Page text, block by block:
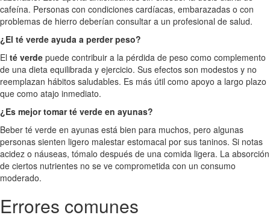
cafeína. Personas con condiciones cardíacas, embarazadas o con
problemas de hierro deberían consultar a un profesional de salud.
¿El té verde ayuda a perder peso?
El té verde puede contribuir a la pérdida de peso como complemento
de una dieta equilibrada y ejercicio. Sus efectos son modestos y no
reemplazan hábitos saludables. Es más útil como apoyo a largo plazo
que como atajo inmediato.
¿Es mejor tomar té verde en ayunas?
Beber té verde en ayunas está bien para muchos, pero algunas
personas sienten ligero malestar estomacal por sus taninos. Si notas
acidez o náuseas, tómalo después de una comida ligera. La absorción
de ciertos nutrientes no se ve comprometida con un consumo
moderado.
Errores comunes